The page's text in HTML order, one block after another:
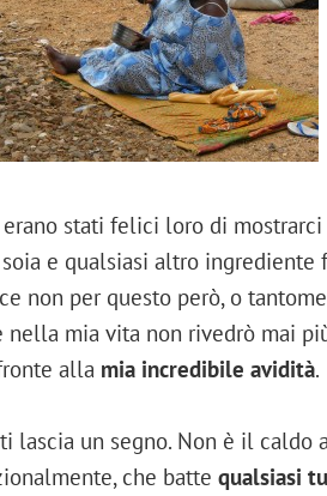
erano stati felici loro di
e qualsiasi altro ingrediente
non per questo però, o
mia vita non rivedrò mai
alla mia incredibile avidità.
lascia un segno. Non è il caldo a
che batte qualsiasi